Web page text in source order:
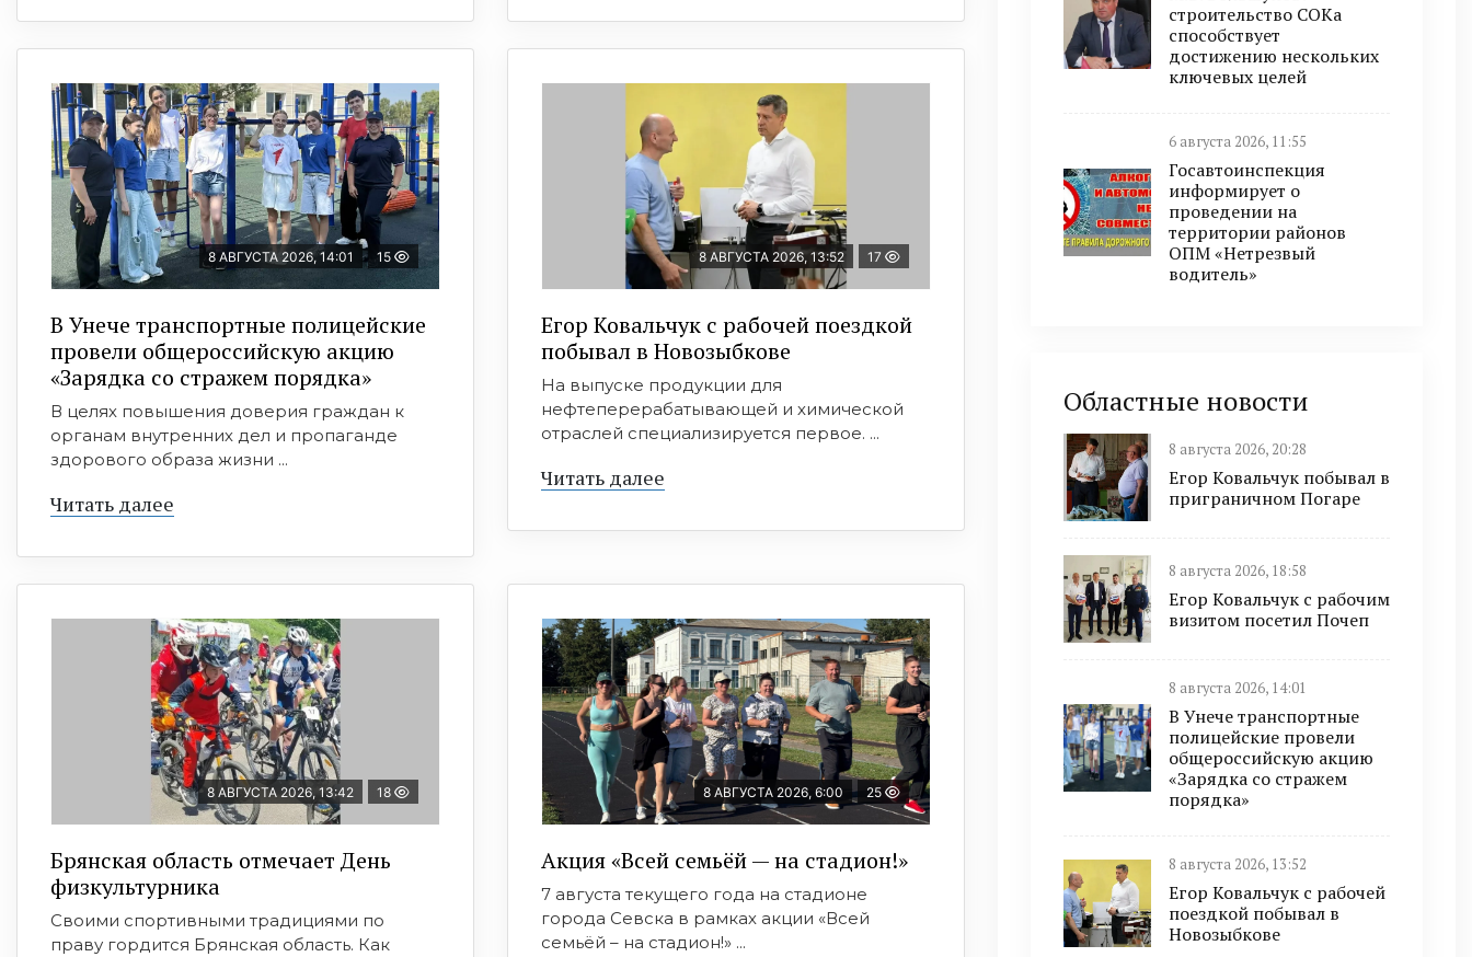
8 АВГУСТА 2026, 14:01 15
В Унече транспортные полицейские
провели общероссийскую акцию
«Зарядка со стражем порядка»
В целях повышения доверия граждан к
органам внутренних дел и пропаганде
здорового образа жизни ...
Читать далее
8 АВГУСТА 2026, 13:52 17
Егор Ковальчук с рабочей поездкой
побывал в Новозыбкове
На выпуске продукции для
нефтеперерабатывающей и химической
отраслей специализируется первое. ...
Читать далее
8 АВГУСТА 2026, 13:42 18
Брянская область отмечает День
физкультурника
Своими спортивными традициями по
праву гордится Брянская область. Как
8 АВГУСТА 2026, 6:00 25
Акция «Всей семьёй — на стадион!»
7 августа текущего года на стадионе
города Севска в рамках акции «Всей
семьёй – на стадион!» ...
строительство СОКа
способствует
достижению нескольких
ключевых целей
6 августа 2026, 11:55
Госавтоинспекция
информирует о
проведении на
территории районов
ОПМ «Нетрезвый
водитель»
Областные новости
8 августа 2026, 20:28
Егор Ковальчук побывал в
приграничном Погаре
8 августа 2026, 18:58
Егор Ковальчук с рабочим
визитом посетил Почеп
8 августа 2026, 14:01
В Унече транспортные
полицейские провели
общероссийскую акцию
«Зарядка со стражем
порядка»
8 августа 2026, 13:52
Егор Ковальчук с рабочей
поездкой побывал в
Новозыбкове